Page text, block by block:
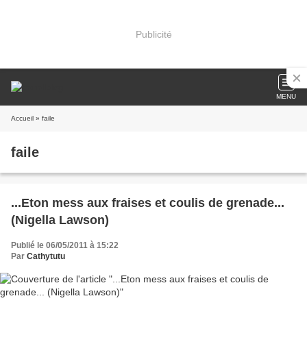
Publicité
MENU
Accueil » faile
faile
...Eton mess aux fraises et coulis de grenade...
(Nigella Lawson)
Publié le 06/05/2011 à 15:22
Par Cathytutu